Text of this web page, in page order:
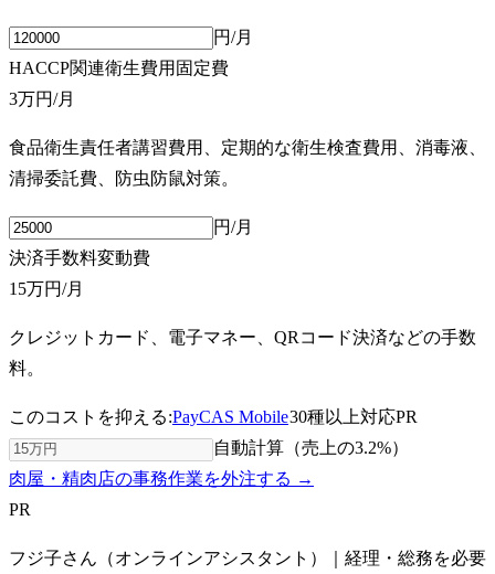
円/月
HACCP関連衛生費用 固定費
3万円/月
食品衛生責任者講習費用、定期的な衛生検査費用、消毒液、
清掃委託費、防虫防鼠対策。
円/月
決済手数料変動費
15万円/月
クレジットカード、電子マネー、QRコード決済などの手数
料。
このコストを抑える:PayCAS Mobile30種以上対応PR
自動計算（売上の3.2%）
肉屋・精肉店の事務作業を外注する →
PR
フジ子さん（オンラインアシスタント）｜経理・総務を必要